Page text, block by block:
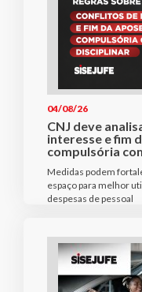
04/08/26
CNJ deve
interesse e fim
compulsória
Medidas podem
espaço para melhor
despesas de pessoal